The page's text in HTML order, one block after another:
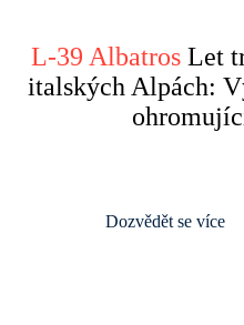
L-39 Albatros Let
italských Alpách:
Dozvědět se více